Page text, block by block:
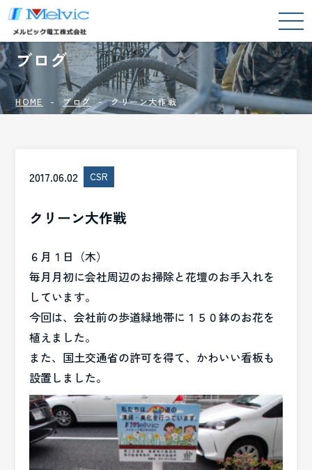
BLOG
ブログ
HOME ブログ クリーン大作戦
2017.06.02 CSR
クリーン大作戦
６月１日（木）
毎月月初に会社周辺のお掃除と花壇のお手入れを
しています。
今回は、会社前の歩道緑地帯に１５０鉢のお花を
植えました。
また、国土交通省の許可を得て、かわいい看板も
設置しました。